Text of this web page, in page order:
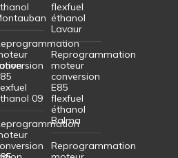
09
flexfuel
éthanol
Lavaur
Reprogrammation
moteur
conversion
E85
flexfuel
éthanol
Balma
Reprogrammation